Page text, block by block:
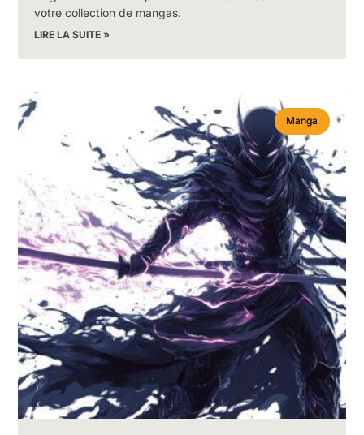
votre collection de mangas.
LIRE LA SUITE »
Manga